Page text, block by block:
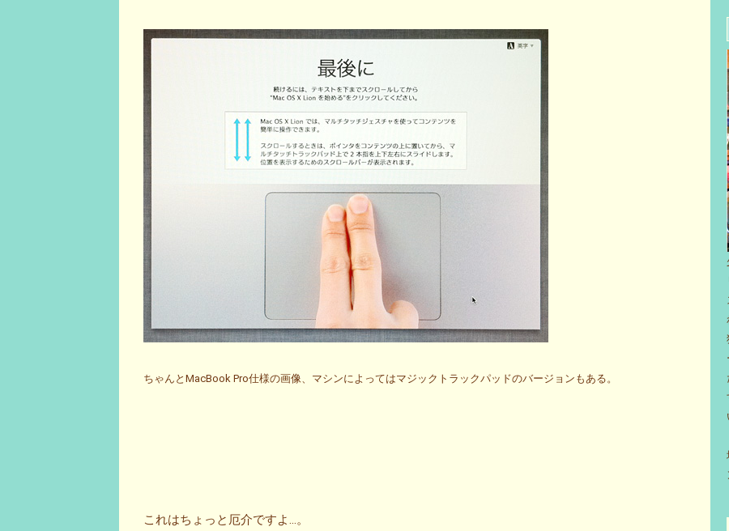
ちゃんとMacBook Pro仕様の画像、マシンによってはマジックトラックパッドのバージョンもある。
これはちょっと厄介ですよ…。